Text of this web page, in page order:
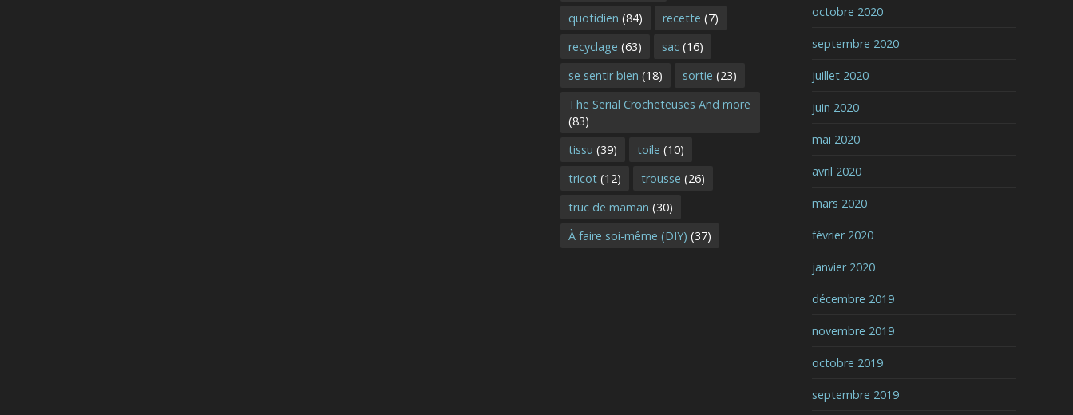
quotidien (84) recette (7)
recyclage (63) sac (16)
se sentir bien (18) sortie (23)
The Serial Crocheteuses And more
(83)
tissu (39) toile (10)
tricot (12) trousse (26)
truc de maman (30)
À faire soi-même (DIY) (37)
octobre 2020
septembre 2020
juillet 2020
juin 2020
mai 2020
avril 2020
mars 2020
février 2020
janvier 2020
décembre 2019
novembre 2019
octobre 2019
septembre 2019